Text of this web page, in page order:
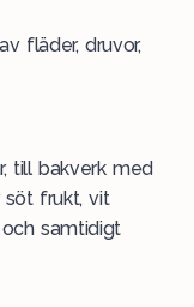
fläder, druvor,
till bakverk med
söt frukt, vit
samtidigt